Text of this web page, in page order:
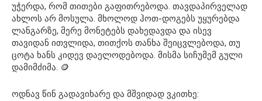
უჭერდა, რომ თითები გაფითრებოდა. თავდაპირველად
ახლოს არ მოსულა. მხოლოდ ჰოთ-დოგებს უყურებდა
ლანგარზე, მერე მონეტებს დახედავდა და ისევ
თავიდან ითვლიდა, თითქოს თანხა შეიცვლებოდა, თუ
ცოტა ხანს კიდევ დაელოდებოდა. მისმა სიჩუმემ გული
დამიმძიმა. 🪙
ოდნავ წინ გადავიხარე და მშვიდად ვკითხე: